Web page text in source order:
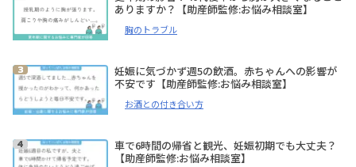
ありますか？【助産師監修:お悩み相談室】
胸のトラブル
妊娠に気づかず週5の飲酒。赤ちゃんへの影響が
不安です【助産師監修:お悩み相談室】
お酒との付き合い方
車で6時間の帰省と観光、妊娠初期でも大丈夫？
【助産師監修:お悩み相談室】